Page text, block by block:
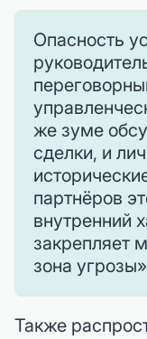
Опасность
же зуме
сделки, и
партнёров
внутренний
закрепляет
зона
Также